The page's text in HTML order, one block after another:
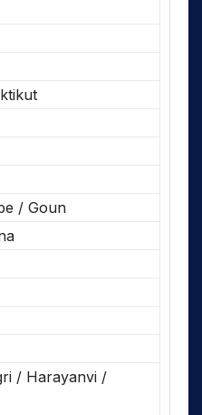
/ Goun
/ Harayanvi /